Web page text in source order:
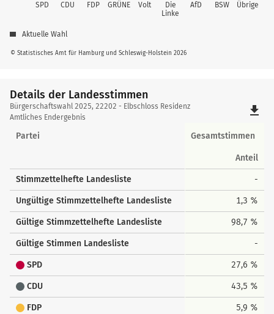
SPD CDU FDP GRÜNE Volt
Die
Linke
AfD BSW Übrige
© Statistisches Amt für Hamburg und Schleswig-Holstein 2026
Aktuelle Wahl
Details der Landesstimmen
Details
der
Landesstimmen
Bürgerschaftswahl 2025, 22202 - Elbschloss Residenz
Amtliches Endergebnis
file_download
Partei Gesamtstimmen
Anteil
Stimmzettelhefte Landesliste -
Ungültige Stimmzettelhefte Landesliste 1,3 %
Gültige Stimmzettelhefte Landesliste 98,7 %
Gültige Stimmen Landesliste -
SPD 27,6 %
CDU 43,5 %
FDP 5,9 %